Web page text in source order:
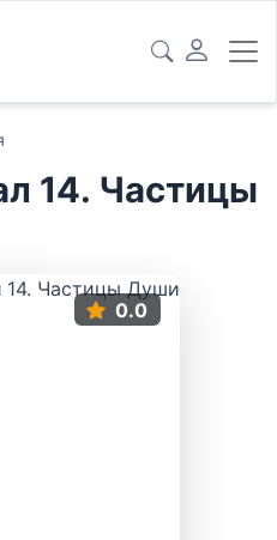
14. Частицы
0.0